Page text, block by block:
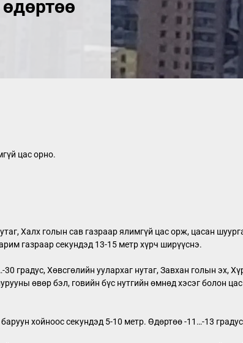
өдөртөө
цас орно.
Халх голын сав газраар ялимгүй цас орж, цасан
газраар секундэд 13-15 метр хүрч ширүүснэ.
градус, Хөвсгөлийн уулархаг нутаг, Завхан голын эх,
өвөр бэл, говийн бүс нутгийн өмнөд хэсэг болон
хойноос секундэд 5-10 метр. Өдөртөө -11…-13